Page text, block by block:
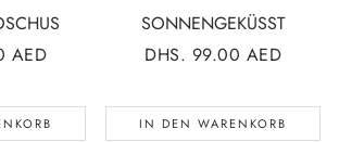
AED
SONNENGEKÜSST
NORMALER
DHS. 99.00 AED
IN DEN WARENKORB